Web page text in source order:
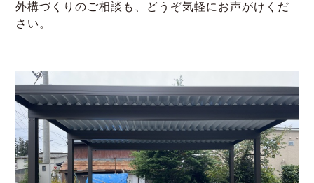
外構づくりのご相談も、どうぞ気軽にお声がけくだ
さい。